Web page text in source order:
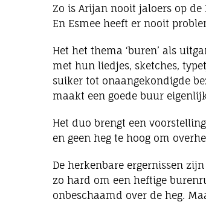
Zo is Arijan nooit jaloers op de
En Esmee heeft er nooit
Het het thema ‘buren’ als
met hun liedjes, sketches,
suiker tot onaangekondigde
maakt een goede buur
Het duo brengt een
en geen heg te hoog om
De herkenbare ergernissen
zo hard om een heftige
onbeschaamd over de heg.